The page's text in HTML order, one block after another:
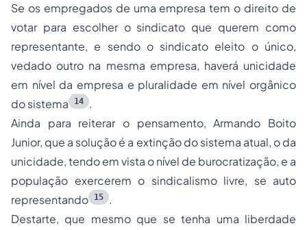
Se os empregados de uma empresa tem o direito de
votar para escolher o sindicato que querem como
representante, e sendo o sindicato eleito o único,
vedado outro na mesma empresa, haverá unicidade
em nível da empresa e pluralidade em nível orgânico
do sistema
14
.
Ainda para reiterar o pensamento, Armando Boito
Junior, que a solução é a extinção do sistema atual, o da
unicidade, tendo em vista o nível de burocratização, e a
população exercerem o sindicalismo livre, se auto
representando
15
.
Destarte, que mesmo que se tenha uma liberdade